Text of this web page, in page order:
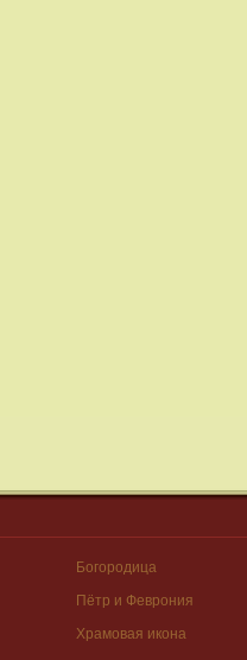
Богородица
Пётр и Феврония
Храмовая икона